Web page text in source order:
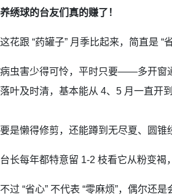
养绣球的台友们真的赚了！
这花跟 “药罐子” 月季比起来，简直是 “
病虫害少得可怜，平时只要——多开窗
落叶及时清，基本能从 4、5 月一直开到
要是懒得修剪，还能蹲到无尽夏、圆锥
台长每年都特意留 1-2 枝看它从粉变褐
不过 “省心” 不代表 “零麻烦”，偶尔还